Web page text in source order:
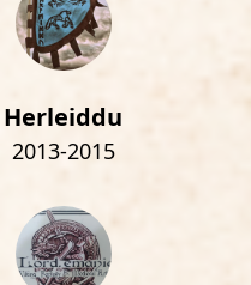
Herleiddu
2013-2015